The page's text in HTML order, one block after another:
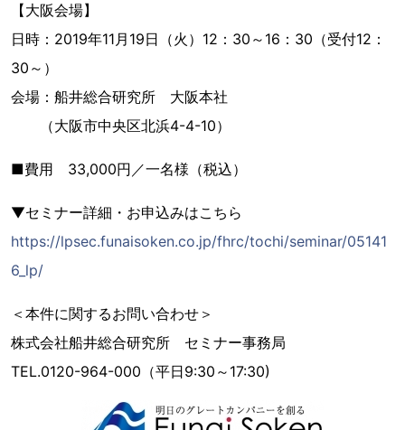
【大阪会場】
日時：2019年11月19日（火）12：30～16：30（受付12：
30～）
会場：船井総合研究所 大阪本社
（大阪市中央区北浜4-4-10）
■費用 33,000円／一名様（税込）
▼セミナー詳細・お申込みはこちら
https://lpsec.funaisoken.co.jp/fhrc/tochi/seminar/05141
6_lp/
＜本件に関するお問い合わせ＞
株式会社船井総合研究所 セミナー事務局
TEL.0120-964-000（平日9:30～17:30)